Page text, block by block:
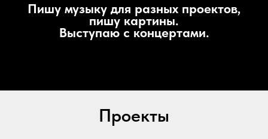
Пишу музыку для разных проектов,
пишу картины.
Выступаю с концертами.
Проекты